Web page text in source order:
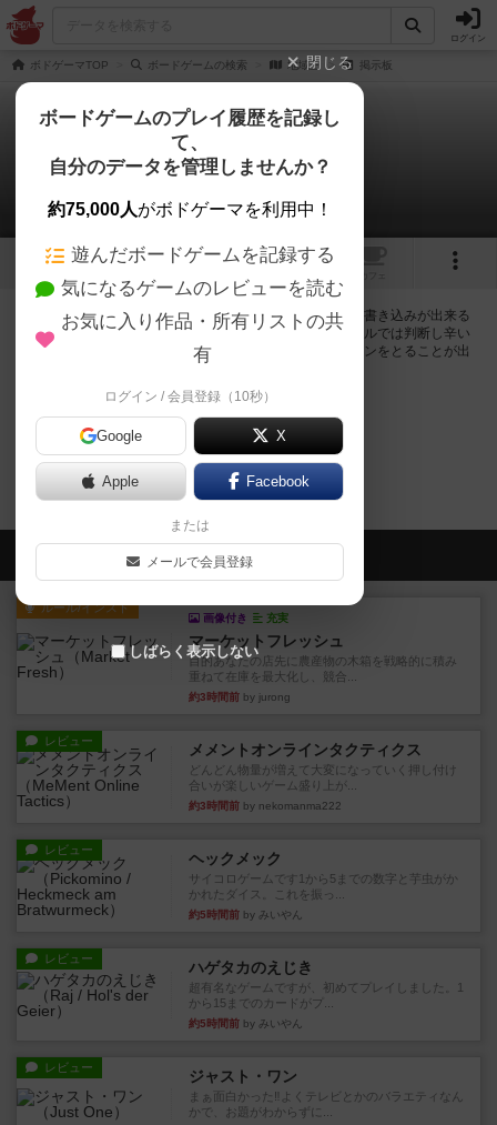
ログイン
ボドゲーマTOP ボードゲームの検索 地域王 掲示板
地域王
0件の掲示板
ログインすると地域王に関する掲示板の作成やコメントの書き込みが出来る
ようになります。ルールの疑問やエラッタ情報、マニュアルでは判断し辛い
曖昧な表記等について会員同士で自由にコミュニケーションをとることが出
ログイン/無料会員登録
地域王のトップに戻る
会員の新しい投稿
ルール/インスト
画像付き 充実
マーケットフレッシュ
目的あなたの店先に農産物の木箱を戦略的に積み
重ねて在庫を最大化し、競合...
約3時間前 by jurong
レビュー メメントオンラインタクティクス
どんどん物量が増えて大変になっていく押し付け
合いが楽しいゲーム盛り上が...
約3時間前 by nekomanma222
レビュー ヘックメック
サイコロゲームです1から5までの数字と芋虫がか
かれたダイス。これを振っ...
約5時間前 by みいやん
レビュー ハゲタカのえじき
超有名なゲームですが、初めてプレイしました。1
から15までのカードがプ...
約5時間前 by みいやん
レビュー ジャスト・ワン
まぁ面白かった‼️よくテレビとかのバラエティなん
かで、お題がわからずに...
閉じる
ボードゲームのプレイ履歴を記録し
て、
自分のデータを管理しませんか？
約75,000人がボドゲーマを利用中！
遊んだボードゲームを記録する
気になるゲームのレビューを読む
お気に入り作品・所有リストの共
有
ログイン / 会員登録（10秒）
Google X
Apple Facebook
または
メールで会員登録
しばらく表示しない